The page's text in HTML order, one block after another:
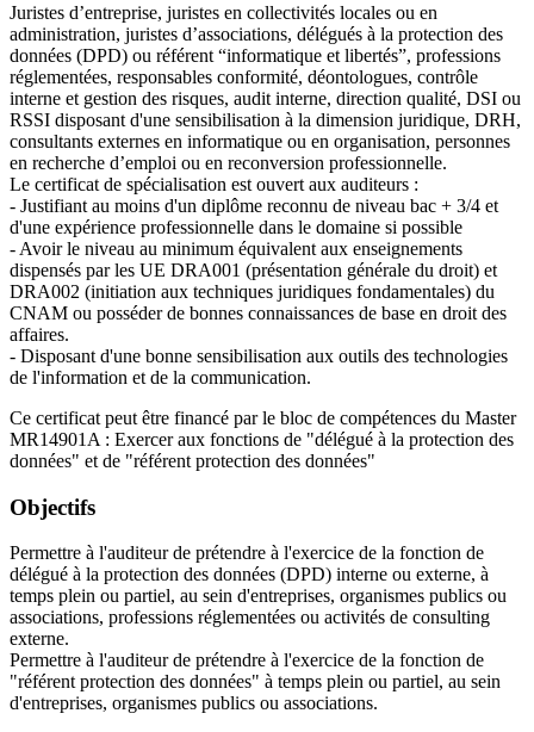
Juristes d’entreprise, juristes en collectivités locales ou en
administration, juristes d’associations, délégués à la protection des
données (DPD) ou référent “informatique et libertés”, professions
réglementées, responsables conformité, déontologues, contrôle
interne et gestion des risques, audit interne, direction qualité, DSI ou
RSSI disposant d'une sensibilisation à la dimension juridique, DRH,
consultants externes en informatique ou en organisation, personnes
en recherche d’emploi ou en reconversion professionnelle.
Le certificat de spécialisation est ouvert aux auditeurs :
- Justifiant au moins d'un diplôme reconnu de niveau bac + 3/4 et
d'une expérience professionnelle dans le domaine si possible
- Avoir le niveau au minimum équivalent aux enseignements
dispensés par les UE DRA001 (présentation générale du droit) et
DRA002 (initiation aux techniques juridiques fondamentales) du
CNAM ou posséder de bonnes connaissances de base en droit des
affaires.
- Disposant d'une bonne sensibilisation aux outils des technologies
de l'information et de la communication.
Ce certificat peut être financé par le bloc de compétences du Master
MR14901A : Exercer aux fonctions de "délégué à la protection des
données" et de "référent protection des données"
Objectifs
Permettre à l'auditeur de prétendre à l'exercice de la fonction de
délégué à la protection des données (DPD) interne ou externe, à
temps plein ou partiel, au sein d'entreprises, organismes publics ou
associations, professions réglementées ou activités de consulting
externe.
Permettre à l'auditeur de prétendre à l'exercice de la fonction de
"référent protection des données" à temps plein ou partiel, au sein
d'entreprises, organismes publics ou associations.